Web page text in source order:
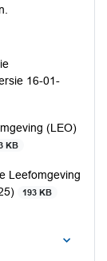
16-01-
(LEO)
KB
Leefomgeving
193 KB